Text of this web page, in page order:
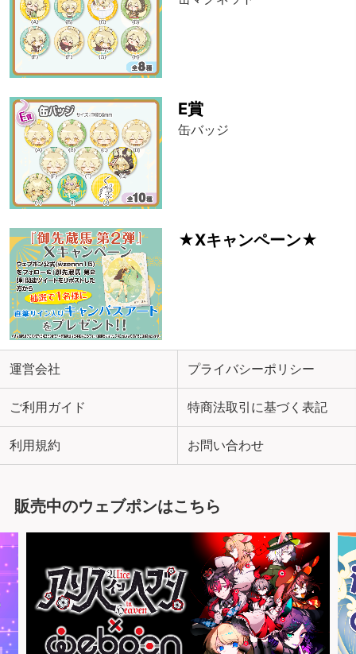
E賞
缶バッジ
★Xキャンペーン★
運営会社 プライバシーポリシー
ご利用ガイド 特商法取引に基づく表記
利用規約 お問い合わせ
販売中のウェブポンはこちら